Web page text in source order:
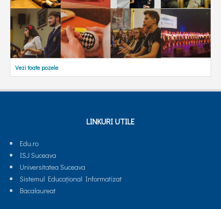
Vezi toate pozele
LINKURI UTILE
Edu.ro
ISJ Suceava
Universitatea Suceava
Sistemul Educaţional Informatizat
Bacalaureat